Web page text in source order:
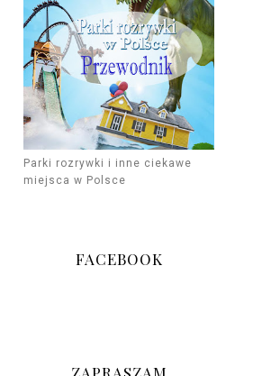
Parki rozrywki i inne ciekawe
miejsca w Polsce
FACEBOOK